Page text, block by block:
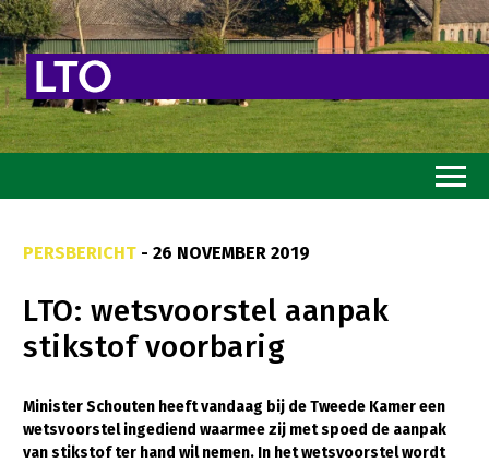
Goed eten
Mooi groen
Sterk ondernemerschap
Transitiepaden
PERSBERICHT - 26 NOVEMBER 2019
LTO: wetsvoorstel aanpak
stikstof voorbarig
Minister Schouten heeft vandaag bij de Tweede Kamer een
wetsvoorstel ingediend waarmee zij met spoed de aanpak
van stikstof ter hand wil nemen. In het wetsvoorstel wordt